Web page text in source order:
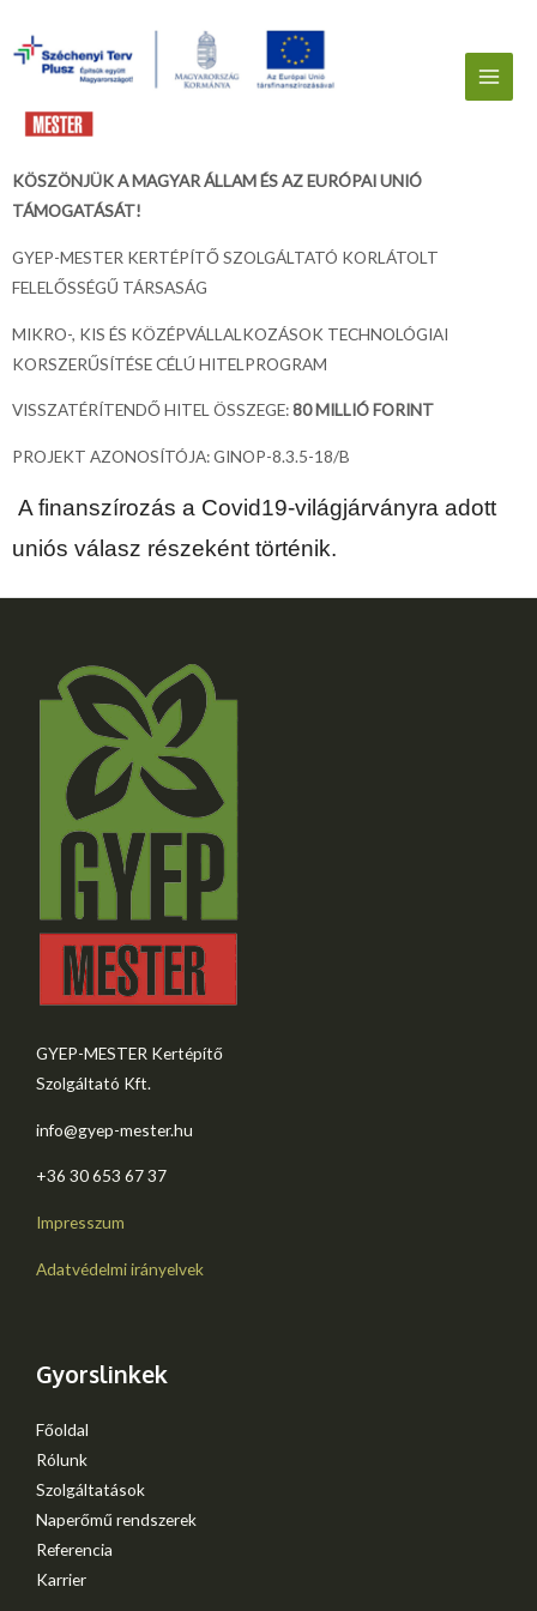
KÖSZÖNJÜK A MAGYAR ÁLLAMÉS AZ EURÓPAI UNIÓ
TÁMOGATÁSÁT!
GYEP-MESTER KERTÉPÍTŐ SZOLGÁLTATÓ KORLÁTOLT
FELELŐSSÉGŰ TÁRSASÁG
MIKRO-, KIS ÉS KÖZÉPVÁLLALKOZÁSOK TECHNOLÓGIAI
KORSZERŰSÍTÉSE CÉLÚ HITELPROGRAM
VISSZATÉRÍTENDŐ HITEL ÖSSZEGE:80 MILLIÓ FORINT
PROJEKT AZONOSÍTÓJA: GINOP-8.3.5-18/B
A finanszírozás a Covid19-világjárványra adott
uniós válasz részeként történik.
GYEP-MESTER Kertépítő
Szolgáltató Kft.
info@gyep-mester.hu
+36 30 653 67 37​
Impresszum
Adatvédelmi irányelvek
Gyorslinkek
Főoldal
Rólunk
Szolgáltatások
Naperőmű rendszerek
Referencia
Karrier